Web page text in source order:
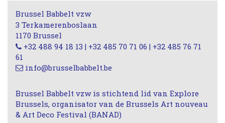
Brussel Babbelt vzw
3 Terkamerenboslaan
1170 Brussel
+32 488 94 18 13 | +32 485 70 71 06 | +32 485 76 71
61
info@brusselbabbelt.be
Brussel Babbelt vzw is stichtend lid van Explore
Brussels, organisator van de Brussels Art nouveau
& Art Deco Festival (BANAD)